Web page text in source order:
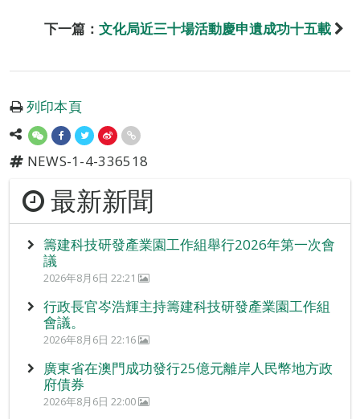
下一篇： 文化局近三十場活動慶申遺成功十五載
列印本頁
NEWS-1-4-336518
最新新聞
籌建科技研發產業園工作組舉行2026年第一次會
議
2026年8月6日 22:21
行政長官岑浩輝主持籌建科技研發產業園工作組
會議。
2026年8月6日 22:16
廣東省在澳門成功發行25億元離岸人民幣地方政
府債券
2026年8月6日 22:00